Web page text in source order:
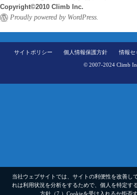
Copyright©2010 Climb Inc.
Proudly powered by WordPress.
サイトポリシー 個人情報保護方針 情報セ
© 2007-2024 Climb
当社ウェブサイトでは、サイトの利便性を改善し
れは利用状況を分析をするためで、個人を特定す
方針（7.） Cookieを受け入れるか拒否